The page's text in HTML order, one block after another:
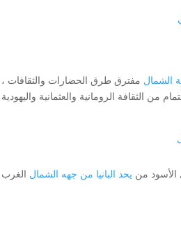
الشمال مفترق طرق الحضارات والثقافات ،
من الثقافة الرومانية والعثمانية واليهودية
الأسود من يحد البانيا من جهه الشمال الغرب